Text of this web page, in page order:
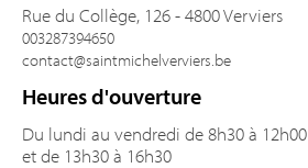
Rue du Collège, 126 - 4800 Verviers
003287394650
contact@saintmichelverviers.be
Heures d'ouverture
Du lundi au vendredi de 8h30 à 12h00
et de 13h30 à 16h30